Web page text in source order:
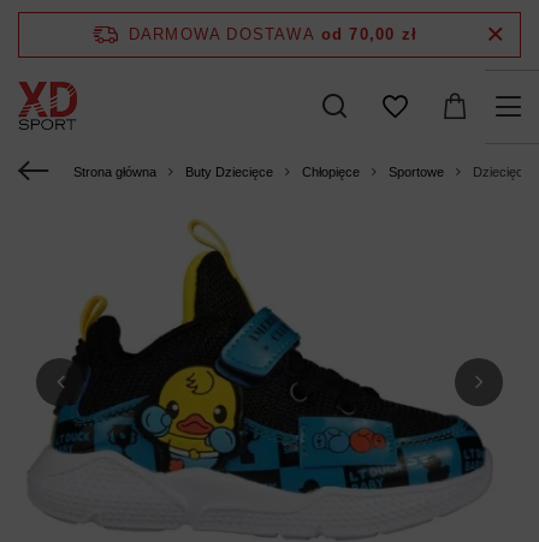
DARMOWA DOSTAWA od 70,00 zł
Strona główna Buty Dziecięce Chłopięce Sportowe Dziecięce